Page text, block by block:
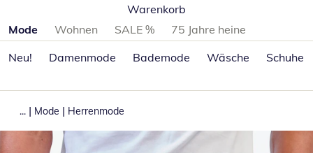
Warenkorb
Produktkategorien überspringen
Mode Wohnen SALE %
75 Jahre heine
Neu!
Damenmode Bademode Wäsche Schuhe
... | Mode | Herrenmode